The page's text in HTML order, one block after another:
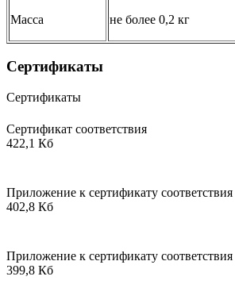
Масса не более 0,2 кг
Сертификаты
Сертификаты
Сертификат соответствия
422,1 Кб
Приложение к сертификату соответствия
402,8 Кб
Приложение к сертификату соответствия
399,8 Кб